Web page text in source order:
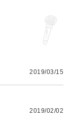
2019/03/15
2019/02/02